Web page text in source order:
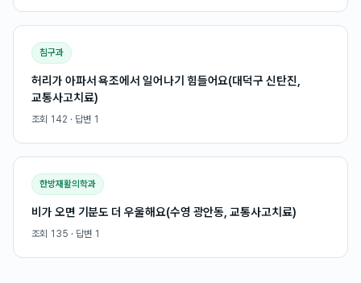
침구과
허리가 아파서 욕조에서 일어나기 힘들어요(대덕구 신탄진,
교통사고치료)
조회 142 · 답변 1
한방재활의학과
비가 오면 기분도 더 우울해요(수영 광안동, 교통사고치료)
조회 135 · 답변 1